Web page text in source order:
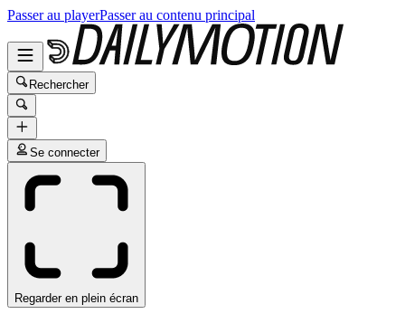
Passer au playerPasser au contenu principal
Rechercher
Se connecter
Regarder en plein écran